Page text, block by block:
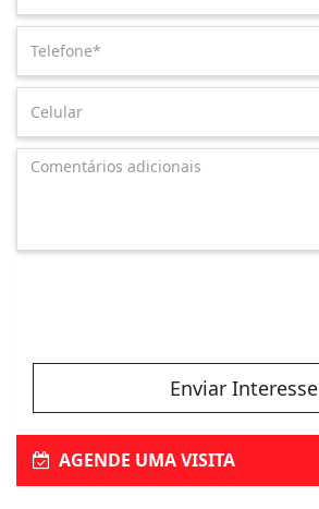
Enviar Interesse
AGENDE UMA VISITA